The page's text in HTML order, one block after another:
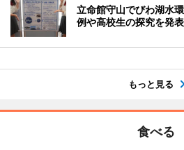
立命館守山でびわ湖水
例や高校生の探究を発表
もっと見る
食べる